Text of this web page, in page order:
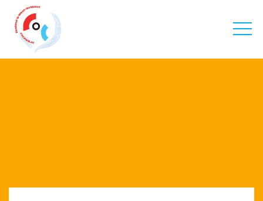
Rabobank
Clubkas
Campagne